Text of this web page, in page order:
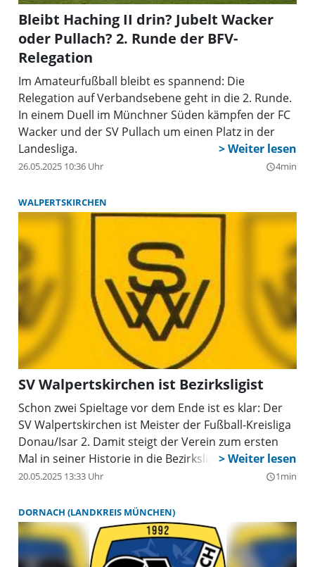
Bleibt Haching II drin? Jubelt Wacker
oder Pullach? 2. Runde der BFV-
Relegation
Im Amateurfußball bleibt es spannend: Die
Relegation auf Verbandsebene geht in die 2. Runde.
In einem Duell im Münchner Süden kämpfen der FC
Wacker und der SV Pullach um einen Platz in der
Landesliga.
26.05.2025 10:36 Uhr query_builder4min
WALPERTSKIRCHEN
SV Walpertskirchen ist Bezirksligist
Schon zwei Spieltage vor dem Ende ist es klar: Der
SV Walpertskirchen ist Meister der Fußball-Kreisliga
Donau/Isar 2. Damit steigt der Verein zum ersten
Mal in seiner Historie in die Bezirksliga auf.
20.05.2025 13:33 Uhr query_builder1min
DORNACH (LANDKREIS MÜNCHEN)